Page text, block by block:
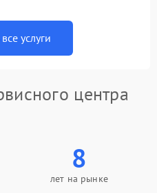
услуги
центра
8
лет на рынке